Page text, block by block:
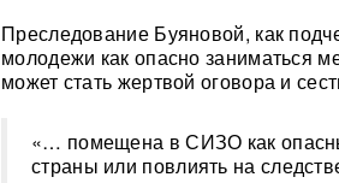
Преследование Буяновой, как
молодежи как опасно заниматься
может стать жертвой оговора и
«… помещена в СИЗО как
страны или повлиять на